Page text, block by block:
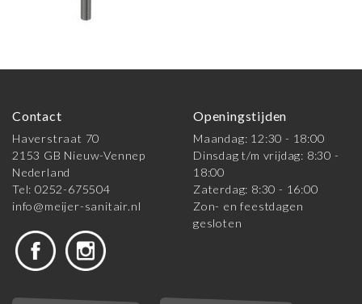
Contact
Haverstraat 70
2153 GB Nieuw-Vennep
Nederland
Tel: 0252-675504
info@meijer-sanitair.nl
Openingstijden
Maandag: 12:30 - 18:00
Dinsdag t/m vrijdag: 8:30 -
18:00
Zaterdag: 8:30 - 16:00
Zon- en feestdagen
gesloten